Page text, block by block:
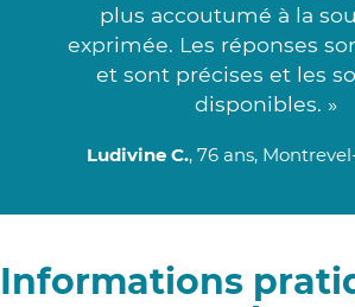
plus accoutumé à la
exprimée. Les réponses
et sont précises et les
disponibles. »
Ludivine C., 76 ans,
Informations